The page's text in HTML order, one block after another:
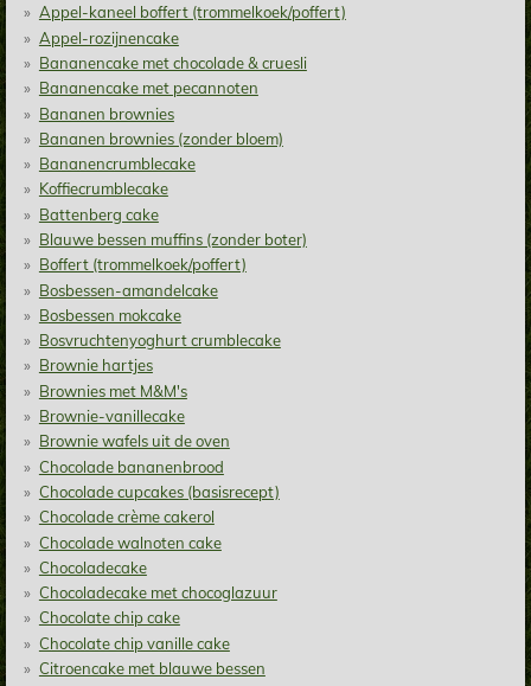
Appel-kaneel boffert (trommelkoek/poffert)
Appel-rozijnencake
Bananencake met chocolade & cruesli
Bananencake met pecannoten
Bananen brownies
Bananen brownies (zonder bloem)
Bananencrumblecake
Koffiecrumblecake
Battenberg cake
Blauwe bessen muffins (zonder boter)
Boffert (trommelkoek/poffert)
Bosbessen-amandelcake
Bosbessen mokcake
Bosvruchtenyoghurt crumblecake
Brownie hartjes
Brownies met M&M's
Brownie-vanillecake
Brownie wafels uit de oven
Chocolade bananenbrood
Chocolade cupcakes (basisrecept)
Chocolade crème cakerol
Chocolade walnoten cake
Chocoladecake
Chocoladecake met chocoglazuur
Chocolate chip cake
Chocolate chip vanille cake
Citroencake met blauwe bessen